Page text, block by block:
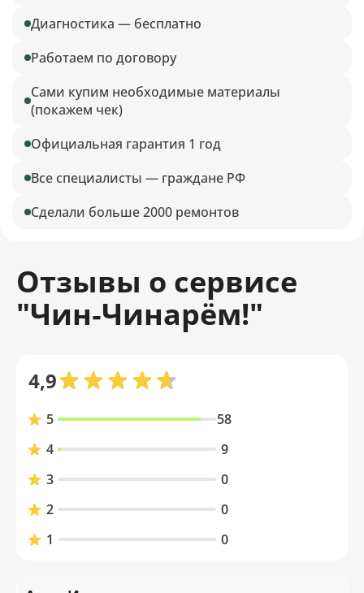
Диагностика — бесплатно
Работаем по договору
Сами купим необходимые материалы
(покажем чек)
Официальная гарантия 1 год
Все специалисты — граждане РФ
Сделали больше 2000 ремонтов
Отзывы о сервисе
"Чин‑Чинарём!"
4,9
5
58
4
9
3
0
2
0
1
0